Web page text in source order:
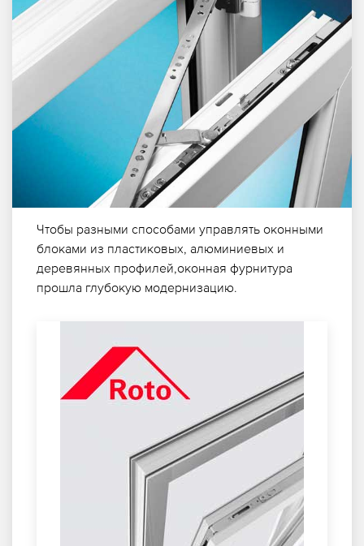
Чтобы разными способами управлять оконными
блоками из пластиковых, алюминиевых и
деревянных профилей,оконная фурнитура
прошла глубокую модернизацию.